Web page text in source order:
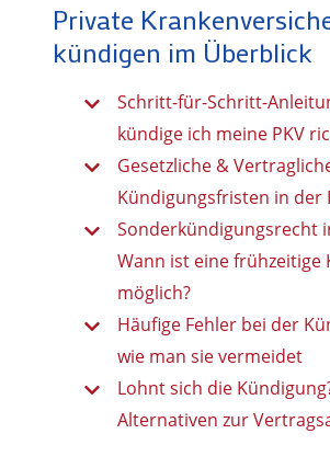
Private
kündigen im Überblick
Schritt-für-Schritt-
kündige ich meine PKV
Gesetzliche &
Kündigungsfristen in der
Sonderkündigungsrecht
Wann ist eine frühzeitige
möglich?
Häufige Fehler bei der
wie man sie vermeidet
Lohnt sich die
Alternativen zur